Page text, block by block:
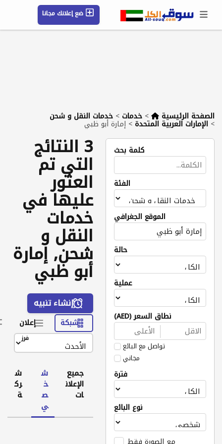
ضع إعلانك مجانا
حسابي / تسجيل
الصفحة الرئيسية > خدمات > خدمات النقل و شحن
> الإمارات العربية المتحدة > إمارة أبو ظبي
كلمة بحث
الفئة
الموقع الجغرافي
حالة
عملية
نطاق السعر (AED)
تواصل مع البائع
مجاني
فترة
نوع البائع
3 النتائج
التي تم
العثور
عليها في
خدمات
النقل و
شحن, إمارة
أبو ظبي
إنشاء تنبيه
شبكة إعلان
فرز
جميع
الإعلان
ات
ش
خ
ص
ي
ش
رك
ة